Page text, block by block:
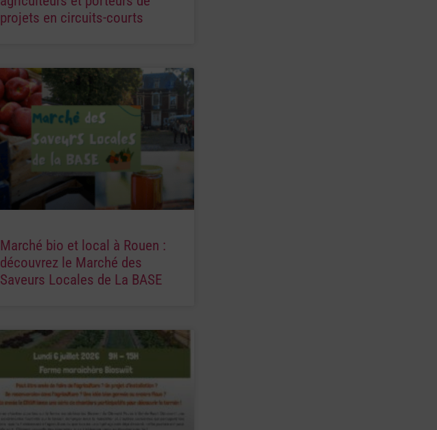
projets en circuits-courts
Marché bio et local à Rouen :
découvrez le Marché des
Saveurs Locales de La BASE